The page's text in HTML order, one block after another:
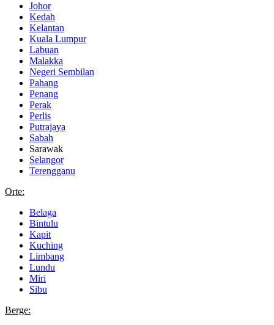
Johor
Kedah
Kelantan
Kuala Lumpur
Labuan
Malakka
Negeri Sembilan
Pahang
Penang
Perak
Perlis
Putrajaya
Sabah
Sarawak
Selangor
Terengganu
Orte:
Belaga
Bintulu
Kapit
Kuching
Limbang
Lundu
Miri
Sibu
Berge: